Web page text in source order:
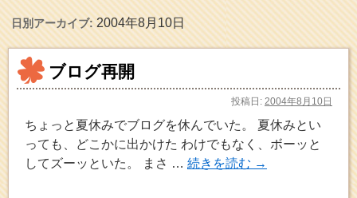
日別アーカイブ:2004年8月10日
ブログ再開
投稿日: 2004年8月10日
ちょっと夏休みでブログを休んでいた。 夏休みとい
っても、どこかに出かけた わけでもなく、ボーッと
してズーッといた。 まさ … 続きを読む →